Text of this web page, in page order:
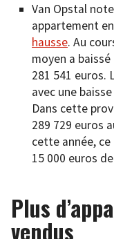
Van Opstal
appartement
hausse. Au
moyen a
281 541 euros.
avec une
Dans cette
289 729 euros
cette année,
15 000 euros
Plus
vendus